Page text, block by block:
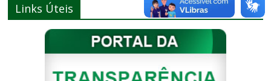
Links Úteis